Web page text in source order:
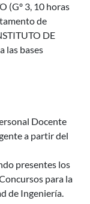
(Gº 3, 10 horas
de
DE
las bases
Docente
a partir del
presentes los
para la
de Ingeniería.